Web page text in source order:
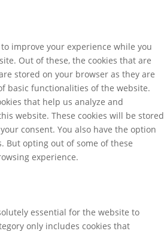
improve your experience while you
Out of these, the cookies that are
stored on your browser as they are
basic functionalities of the website.
that help us analyze and
website. These cookies will be stored
consent. You also have the option
But opting out of some of these
experience.
essential for the website to
only includes cookies that